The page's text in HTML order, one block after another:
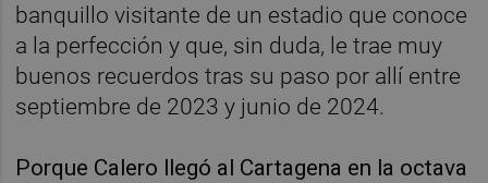
banquillo visitante de un estadio que conoce
a la perfección y que, sin duda, le trae muy
buenos recuerdos tras su paso por allí entre
septiembre de 2023 y junio de 2024.
Porque Calero llegó al Cartagena en la octava